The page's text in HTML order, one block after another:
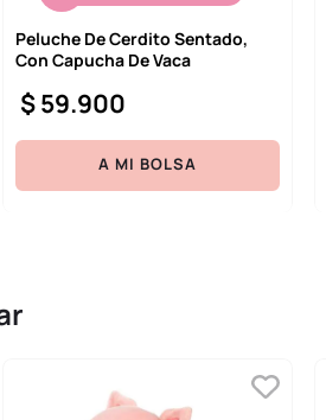
Peluche De Cerdito Sentado,
Con Capucha De Vaca
$59.900
A MI BOLSA